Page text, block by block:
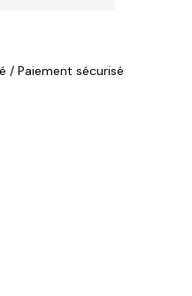
/ Paiement sécurisé